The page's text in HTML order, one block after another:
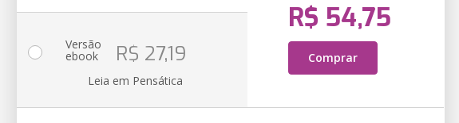
R$ 54,75
Comprar
Versão
ebook R$ 27,19
Leia em Pensática